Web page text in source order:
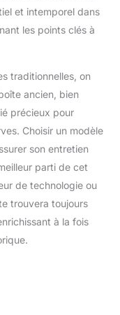
et intemporel dans
les points clés à
traditionnelles, on
ancien, bien
précieux pour
Choisir un modèle
son entretien
parti de cet
de technologie ou
trouvera toujours
à la fois